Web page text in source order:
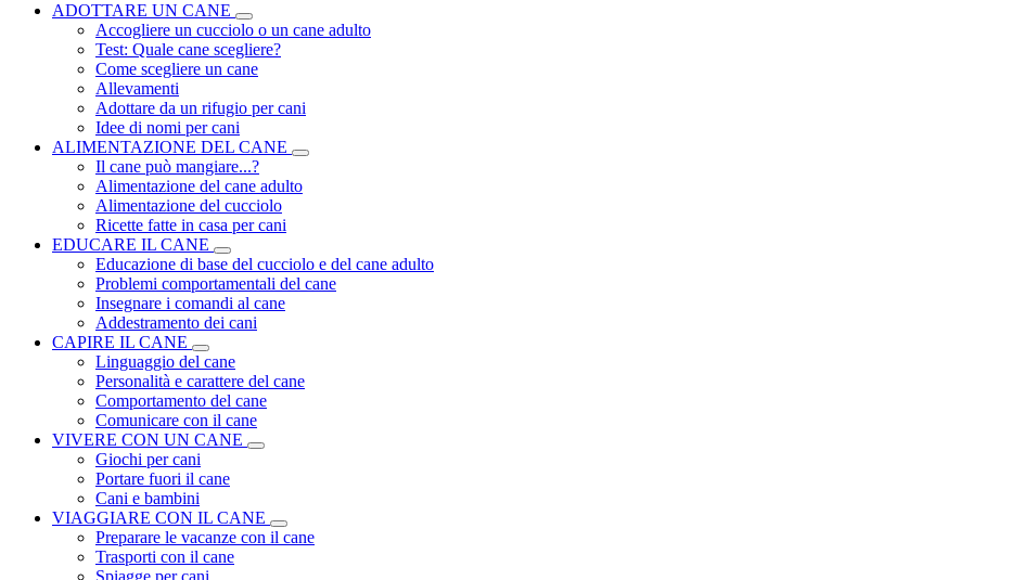
ADOTTARE UN CANE
Accogliere un cucciolo o un cane adulto
Test: Quale cane scegliere?
Come scegliere un cane
Allevamenti
Adottare da un rifugio per cani
Idee di nomi per cani
ALIMENTAZIONE DEL CANE
Il cane può mangiare...?
Alimentazione del cane adulto
Alimentazione del cucciolo
Ricette fatte in casa per cani
EDUCARE IL CANE
Educazione di base del cucciolo e del cane adulto
Problemi comportamentali del cane
Insegnare i comandi al cane
Addestramento dei cani
CAPIRE IL CANE
Linguaggio del cane
Personalità e carattere del cane
Comportamento del cane
Comunicare con il cane
VIVERE CON UN CANE
Giochi per cani
Portare fuori il cane
Cani e bambini
VIAGGIARE CON IL CANE
Preparare le vacanze con il cane
Trasporti con il cane
Spiagge per cani